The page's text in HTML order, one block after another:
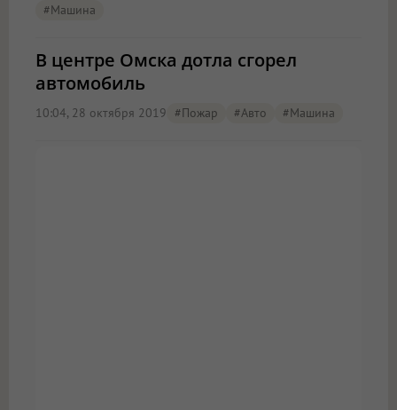
#машина
В центре Омска дотла сгорел
автомобиль
10:04, 28 октября 2019 #пожар #Авто #машина